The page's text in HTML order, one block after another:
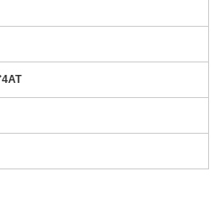
4AT